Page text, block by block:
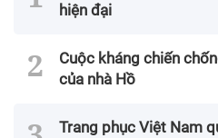
hiện đại
Cuộc kháng chiến
của nhà Hồ
Trang phục Việt Nam